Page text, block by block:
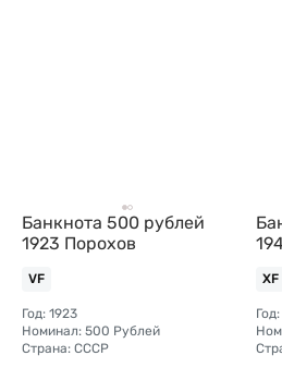
Банкнота 500 рублей
1923 Порохов
VF
Год: 1923
Номинал: 500 Рублей
Страна: СССР
XF